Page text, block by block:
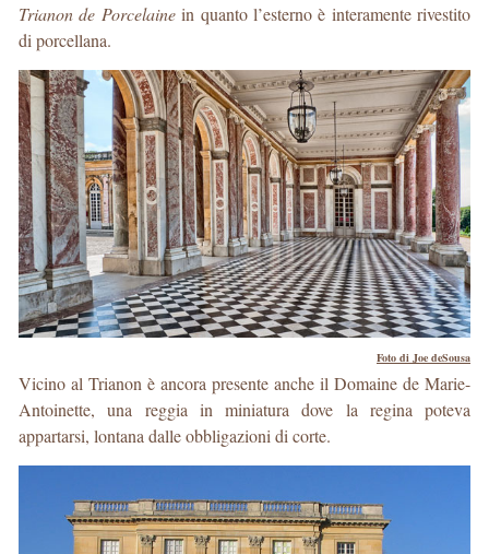
Trianon de Porcelainein quanto l’esterno è interamente rivestito
di porcellana.
Foto di Joe deSousa
Vicino al Trianon è ancora presente anche il Domaine de Marie-
Antoinette, una reggia in miniatura dove la regina poteva
appartarsi, lontana dalle obbligazioni di corte.